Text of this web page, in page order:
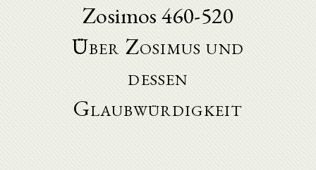
Zosimos 460-520
Über Zosimus und
dessen
Glaubwürdigkeit